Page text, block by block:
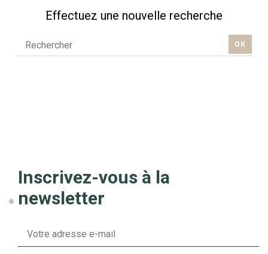
Effectuez une nouvelle recherche
OK
Inscrivez-vous à la
newsletter